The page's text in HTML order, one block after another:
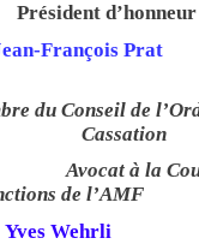
Président d’honneur
François Prat
du Conseil de
Cassation
Avocat à la
de l’AMF
Yves Wehrli